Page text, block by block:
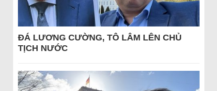
ĐÁ LƯƠNG CƯỜNG, TÔ LÂM LÊN CHỦ
TỊCH NƯỚC